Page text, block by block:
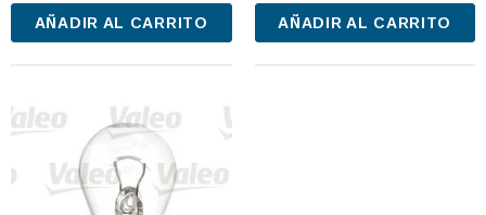
AÑADIR AL CARRITO AÑADIR AL CARRITO